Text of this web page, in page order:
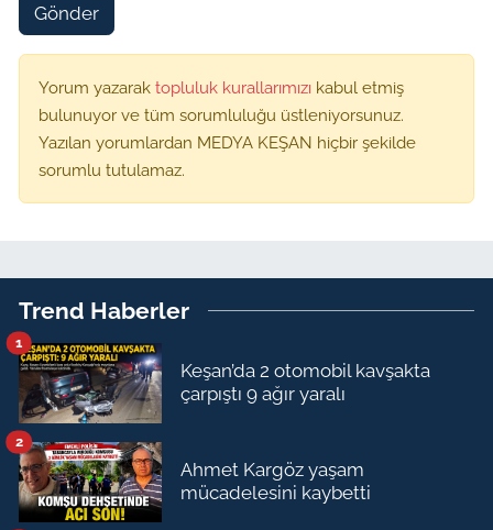
Gönder
Yorum yazarak topluluk kurallarımızı kabul etmiş
bulunuyor ve tüm sorumluluğu üstleniyorsunuz.
Yazılan yorumlardan MEDYA KEŞAN hiçbir şekilde
sorumlu tutulamaz.
Trend Haberler
Keşan’da 2 otomobil kavşakta
çarpıştı 9 ağır yaralı
1
Ahmet Kargöz yaşam
mücadelesini kaybetti
2